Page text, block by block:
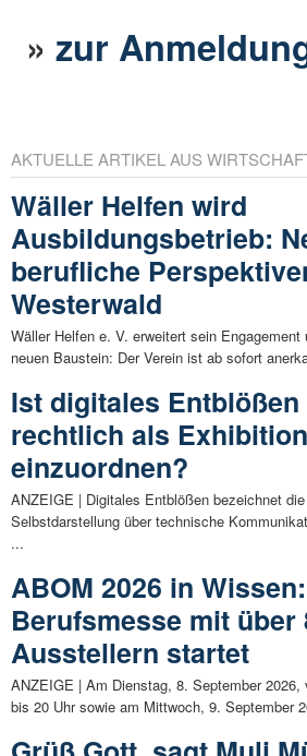
»zur
AKTUELLE ARTIKEL AUS
Wäller Helfen wird
Ausbildungsbetrieb:
berufliche
Westerwald
Wäller Helfen e. V. erweitert sein Engagement
neuen Baustein: Der Verein ist ab sofort
Ist digitales Entblößen
rechtlich als
einzuordnen?
ANZEIGE | Digitales Entblößen bezeichnet
Selbstdarstellung über technische
...
ABOM 2026 in Wissen:
Berufsmesse mit über
Ausstellern startet
ANZEIGE | Am Dienstag, 8. September 2026,
bis 20 Uhr sowie am Mittwoch, 9. September